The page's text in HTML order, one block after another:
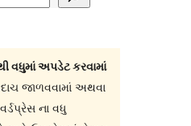
વધુમાં અપડેટ કરવામાં
જાળવવામાં અથવા
ના વધુ